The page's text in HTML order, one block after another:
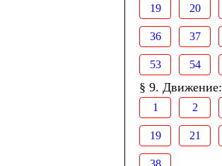
19 20
36 37
53 54
§ 9. Движение:
1 2
19 21